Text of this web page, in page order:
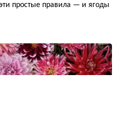
простые правила — и ягоды